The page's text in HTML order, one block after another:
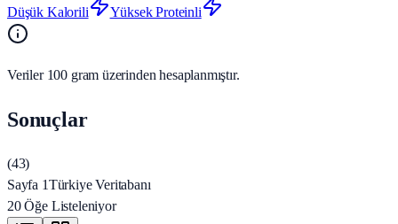
Düşük Kalorili
Yüksek Proteinli
Veriler 100 gram üzerinden hesaplanmıştır.
Sonuçlar
(43)
Sayfa 1Türkiye Veritabanı
20 Öğe Listeleniyor